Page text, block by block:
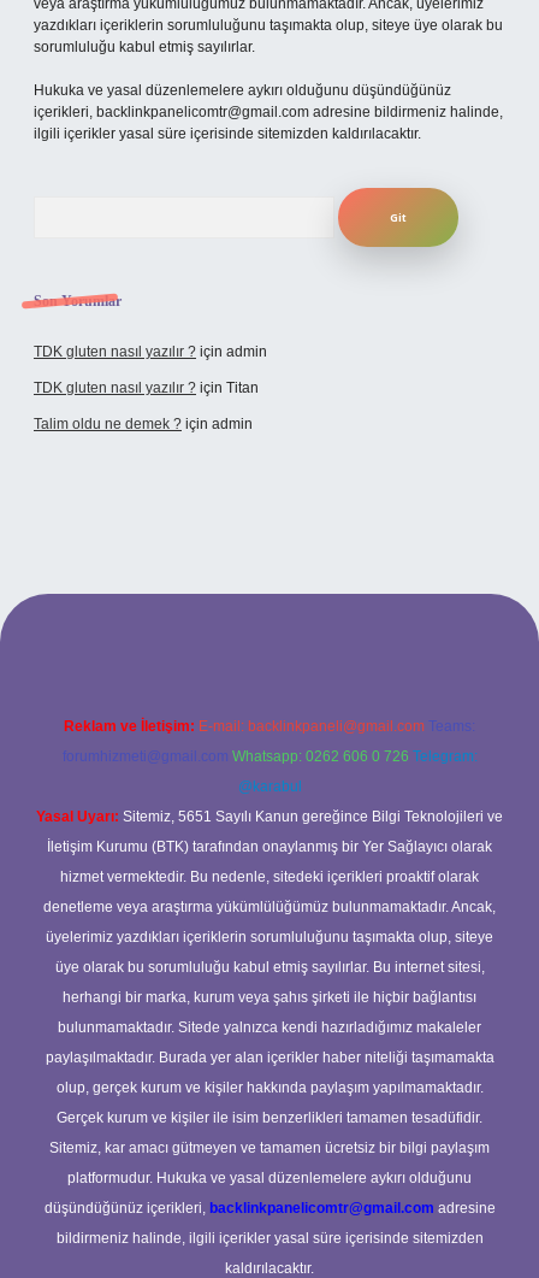
veya araştırma yükümlülüğümüz bulunmamaktadır. Ancak, üyelerimiz
yazdıkları içeriklerin sorumluluğunu taşımakta olup, siteye üye olarak bu
sorumluluğu kabul etmiş sayılırlar.
Hukuka ve yasal düzenlemelere aykırı olduğunu düşündüğünüz
içerikleri, backlinkpanelicomtr@gmail.com adresine bildirmeniz halinde,
ilgili içerikler yasal süre içerisinde sitemizden kaldırılacaktır.
Son Yorumlar
TDK gluten nasıl yazılır ? için admin
TDK gluten nasıl yazılır ? için Titan
Talim oldu ne demek ? için admin
giriş
Reklam ve İletişim: E-mail: backlinkpaneli@gmail.com Teams:
forumhizmeti@gmail.com Whatsapp: 0262 606 0 726 Telegram:
@karabul
Yasal Uyarı: Sitemiz, 5651 Sayılı Kanun gereğince Bilgi Teknolojileri ve
İletişim Kurumu (BTK) tarafından onaylanmış bir Yer Sağlayıcı olarak
hizmet vermektedir. Bu nedenle, sitedeki içerikleri proaktif olarak
denetleme veya araştırma yükümlülüğümüz bulunmamaktadır. Ancak,
üyelerimiz yazdıkları içeriklerin sorumluluğunu taşımakta olup, siteye
üye olarak bu sorumluluğu kabul etmiş sayılırlar. Bu internet sitesi,
herhangi bir marka, kurum veya şahıs şirketi ile hiçbir bağlantısı
bulunmamaktadır. Sitede yalnızca kendi hazırladığımız makaleler
paylaşılmaktadır. Burada yer alan içerikler haber niteliği taşımamakta
olup, gerçek kurum ve kişiler hakkında paylaşım yapılmamaktadır.
Gerçek kurum ve kişiler ile isim benzerlikleri tamamen tesadüfidir.
Sitemiz, kar amacı gütmeyen ve tamamen ücretsiz bir bilgi paylaşım
platformudur. Hukuka ve yasal düzenlemelere aykırı olduğunu
düşündüğünüz içerikleri, backlinkpanelicomtr@gmail.com adresine
bildirmeniz halinde, ilgili içerikler yasal süre içerisinde sitemizden
kaldırılacaktır.